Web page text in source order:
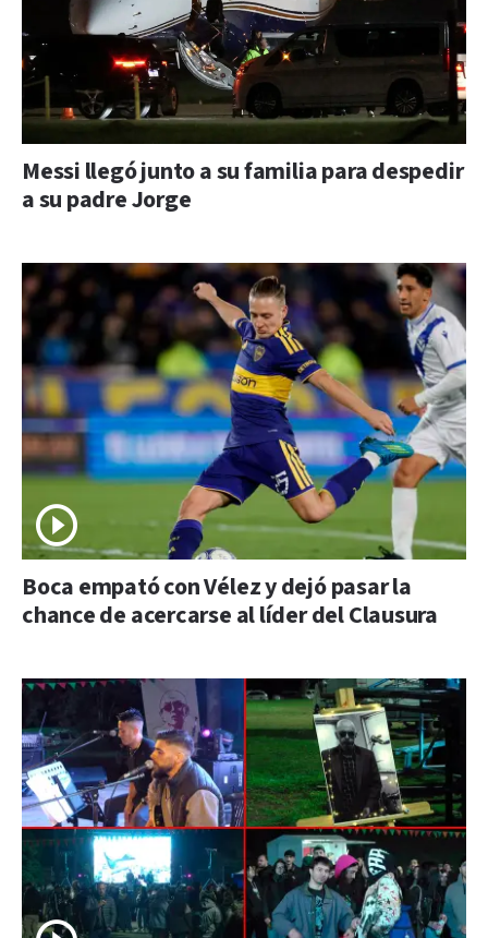
Messi llegó junto a su familia para despedir
a su padre Jorge
Boca empató con Vélez y dejó pasar la
chance de acercarse al líder del Clausura